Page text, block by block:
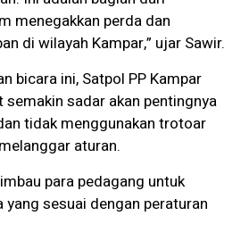
menegakkan perda dan
di wilayah Kampar,” ujar Sawir.
bicara ini, Satpol PP Kampar
semakin sadar akan pentingnya
tidak menggunakan trotoar
aturan.
para pedagang untuk
sesuai dengan peraturan